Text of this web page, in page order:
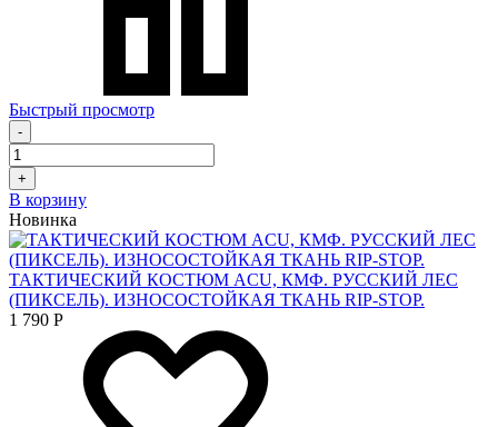
Быстрый просмотр
-
+
В корзину
Новинка
ТАКТИЧЕСКИЙ КОСТЮМ ACU, КМФ. РУССКИЙ ЛЕС
(ПИКСЕЛЬ). ИЗНОСОСТОЙКАЯ ТКАНЬ RIP-STOP.
1 790 Р